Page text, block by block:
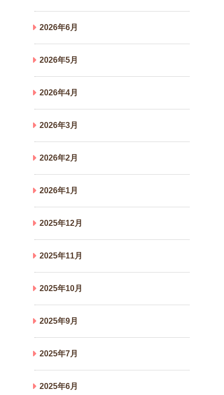
2026年6月
2026年5月
2026年4月
2026年3月
2026年2月
2026年1月
2025年12月
2025年11月
2025年10月
2025年9月
2025年7月
2025年6月